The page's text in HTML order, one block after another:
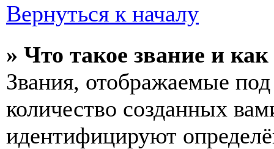
Вернуться к началу
» Что такое звание и
Звания, отображаемые
количество созданных
идентифицируют